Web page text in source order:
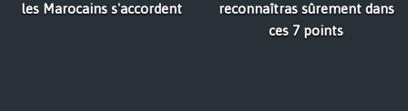
les Marocains s'accordent
reconnaîtras sûrement dans
ces 7 points